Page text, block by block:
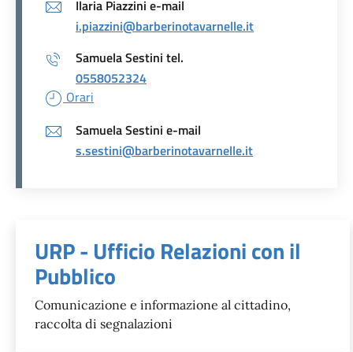
Ilaria Piazzini e-mail
i.piazzini@barberinotavarnelle.it
Samuela Sestini tel.
0558052324
Orari
Samuela Sestini e-mail
s.sestini@barberinotavarnelle.it
Unità organizzativa
URP - Ufficio Relazioni con il
Pubblico
Comunicazione e informazione al cittadino,
raccolta di segnalazioni